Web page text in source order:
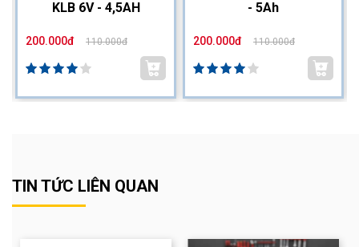
KLB 6V - 4,5AH
200.000đ 110.000đ
- 5Ah
200.000đ 110.000đ
TIN TỨC LIÊN QUAN